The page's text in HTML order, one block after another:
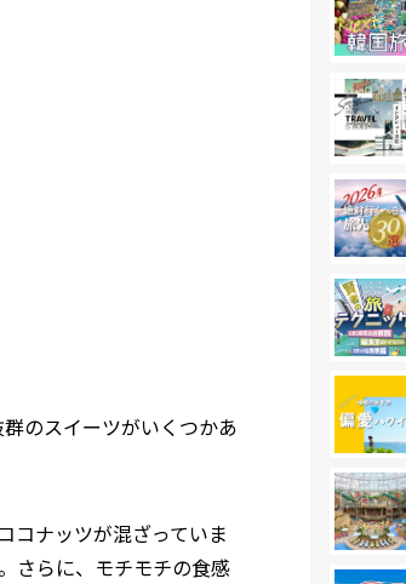
のスイーツがいくつかあ
コナッツが混ざっていま
さらに、モチモチの食感